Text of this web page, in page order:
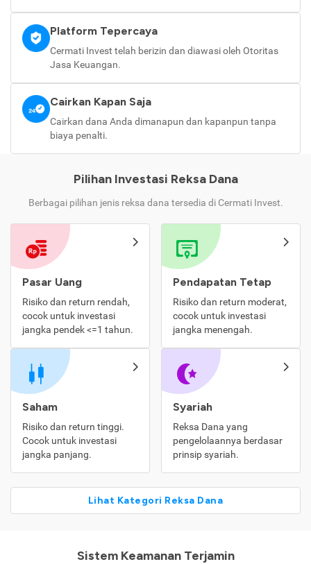
Platform Tepercaya
Cermati Invest telah berizin dan diawasi oleh Otoritas
Jasa Keuangan.
Cairkan Kapan Saja
Cairkan dana Anda dimanapun dan kapanpun tanpa
biaya penalti.
Pilihan Investasi Reksa Dana
Berbagai pilihan jenis reksa dana tersedia di Cermati Invest.
Pasar Uang
Risiko dan return rendah,
cocok untuk investasi
jangka pendek <=1 tahun.
Pendapatan Tetap
Risiko dan return moderat,
cocok untuk investasi
jangka menengah.
Saham
Risiko dan return tinggi.
Cocok untuk investasi
jangka panjang.
Syariah
Reksa Dana yang
pengelolaannya berdasar
prinsip syariah.
Lihat Kategori Reksa Dana
Sistem Keamanan Terjamin